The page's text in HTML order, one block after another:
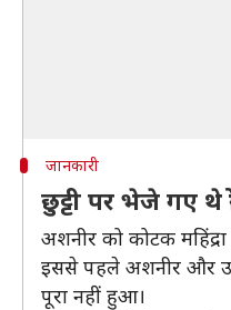
जानकारी
छुट्टी पर भेजे गए थे
अशनीर को कोटक
इससे पहले अशनीर और
पूरा नहीं हुआ।